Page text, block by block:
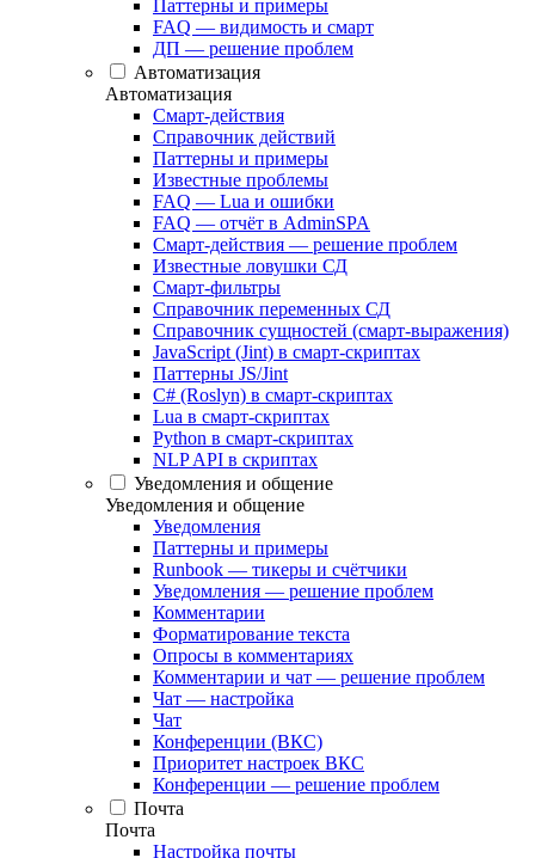
Паттерны и примеры
FAQ — видимость и смарт
ДП — решение проблем
Автоматизация
Автоматизация
Смарт-действия
Справочник действий
Паттерны и примеры
Известные проблемы
FAQ — Lua и ошибки
FAQ — отчёт в AdminSPA
Смарт-действия — решение проблем
Известные ловушки СД
Смарт-фильтры
Справочник переменных СД
Справочник сущностей (смарт-выражения)
JavaScript (Jint) в смарт-скриптах
Паттерны JS/Jint
C# (Roslyn) в смарт-скриптах
Lua в смарт-скриптах
Python в смарт-скриптах
NLP API в скриптах
Уведомления и общение
Уведомления и общение
Уведомления
Паттерны и примеры
Runbook — тикеры и счётчики
Уведомления — решение проблем
Комментарии
Форматирование текста
Опросы в комментариях
Комментарии и чат — решение проблем
Чат — настройка
Чат
Конференции (ВКС)
Приоритет настроек ВКС
Конференции — решение проблем
Почта
Почта
Настройка почты